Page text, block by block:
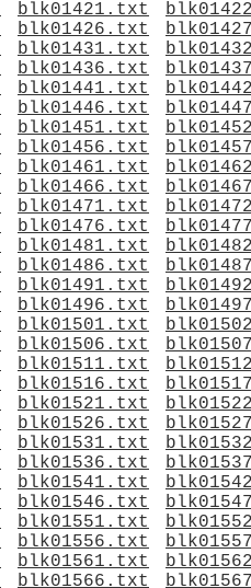
blk01421.txt
blk01426.txt
blk01431.txt
blk01436.txt
blk01441.txt
blk01446.txt
blk01451.txt
blk01456.txt
blk01461.txt
blk01466.txt
blk01471.txt
blk01476.txt
blk01481.txt
blk01486.txt
blk01491.txt
blk01496.txt
blk01501.txt
blk01506.txt
blk01511.txt
blk01516.txt
blk01521.txt
blk01526.txt
blk01531.txt
blk01536.txt
blk01541.txt
blk01546.txt
blk01551.txt
blk01556.txt
blk01561.txt
blk01566.txt